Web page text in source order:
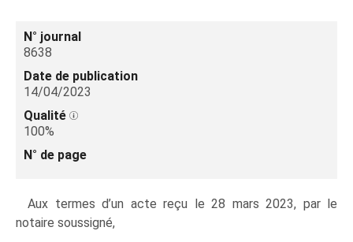
N° journal
8638
Date de publication
14/04/2023
Qualité
100%
N° de page
Aux termes d’un acte reçu le 28 mars 2023, par le
notaire soussigné,